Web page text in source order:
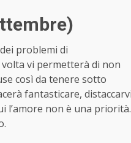
problemi di
vi permetterà di non
così da tenere sotto
fantasticare,
l’amore non è una priorità.